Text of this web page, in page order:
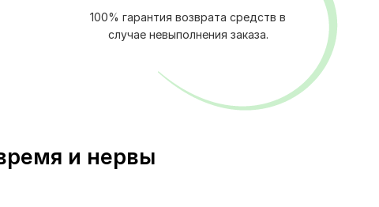
100% гарантия возврата средств в
случае невыполнения заказа.
и нервы